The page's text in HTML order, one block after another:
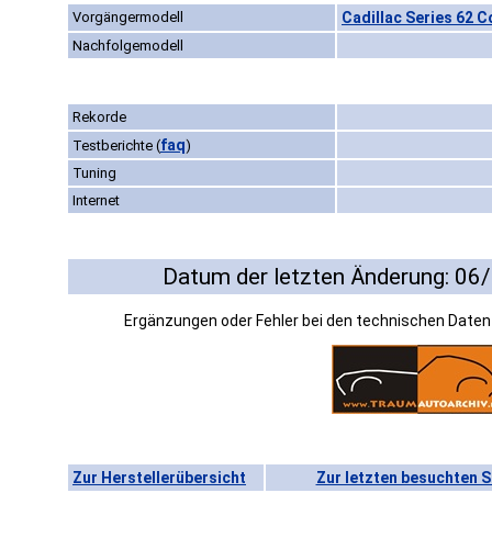
Vorgängermodell Cadillac Series 62
Nachfolgemodell
Rekorde
Testberichte (faq)
Tuning
Internet
Datum der letzten Änderung:
Ergänzungen oder Fehler bei den technischen
Zur Herstellerübersicht Zur letzten besuchten